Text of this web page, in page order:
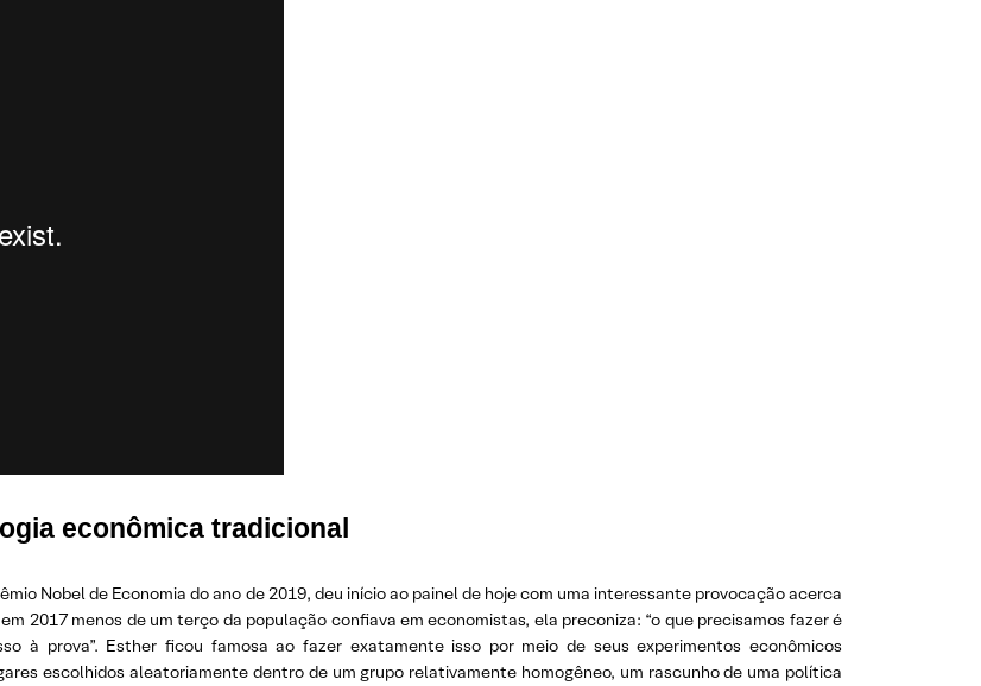
econômica tradicional
Nobel de Economia do ano de 2019, deu início ao painel de hoje com uma interessante provocação acerca
2017 menos de um terço da população confiava em economistas, ela preconiza: “o que precisamos fazer é
à prova”. Esther ficou famosa ao fazer exatamente isso por meio de seus experimentos econômicos
escolhidos aleatoriamente dentro de um grupo relativamente homogêneo, um rascunho de uma política